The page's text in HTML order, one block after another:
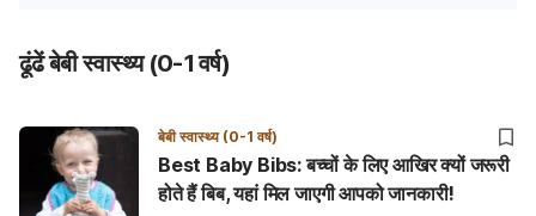
ढूंढें बेबी स्वास्थ्य (0-1 वर्ष)
बेबी स्वास्थ्य (0-1 वर्ष)
Best Baby Bibs: बच्चों के लिए आखिर क्यों जरूरी
होते हैं बिब, यहां मिल जाएगी आपको जानकारी!